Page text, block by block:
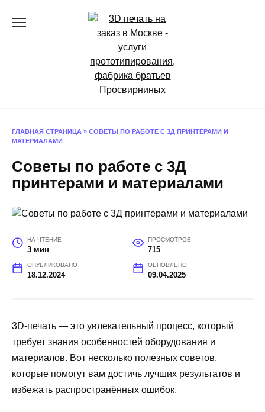
ГЛАВНАЯ СТРАНИЦА » СОВЕТЫ ПО РАБОТЕ С 3Д ПРИНТЕРАМИ И
МАТЕРИАЛАМИ
Советы по работе с 3Д
принтерами и материалами
НА ЧТЕНИЕ
3 мин
ПРОСМОТРОВ
715
ОПУБЛИКОВАНО
18.12.2024
ОБНОВЛЕНО
09.04.2025
3D-печать — это увлекательный процесс, который
требует знания особенностей оборудования и
материалов. Вот несколько полезных советов,
которые помогут вам достичь лучших результатов и
избежать распространённых ошибок.